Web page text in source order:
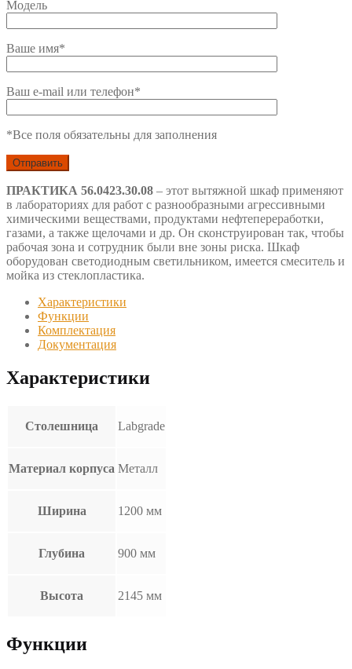
Модель
Ваше имя*
Ваш e-mail или телефон*
*Все поля обязательны для заполнения
ПРАКТИКА 56.0423.30.08 – этот вытяжной шкаф применяют
в лабораториях для работ с разнообразными агрессивными
химическими веществами, продуктами нефтепереработки,
газами, а также щелочами и др. Он сконструирован так, чтобы
рабочая зона и сотрудник были вне зоны риска. Шкаф
оборудован светодиодным светильником, имеется смеситель и
мойка из стеклопластика.
Характеристики
Функции
Комплектация
Документация
Характеристики
Столешница Labgrade
Материал корпуса Металл
Ширина 1200 мм
Глубина 900 мм
Высота 2145 мм
Функции